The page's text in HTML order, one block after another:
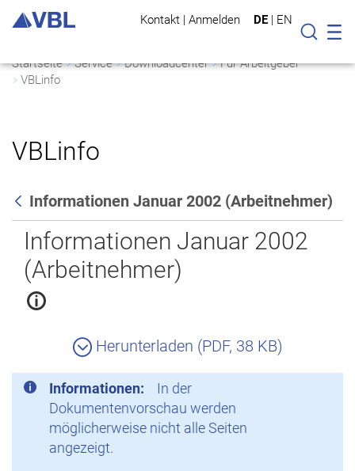
Kontakt | Anmelden DE | EN
Suche
Startseite Service Downloadcenter
Für Arbeitgeber
VBLinfo
VBLinfo
Zurück
Informationen Januar 2002 (Arbeitnehmer)
Informationen Januar 2002
(Arbeitnehmer)
Herunterladen (PDF, 38 KB)
Informationen:
In der
Dokumentenvorschau werden
möglicherweise nicht alle Seiten
angezeigt.